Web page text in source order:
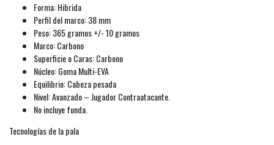
Forma: Hibrida
Perfil del marco: 38 mm
Peso: 365 gramos +/- 10 gramos
Marco: Carbono
Superficie o Caras: Carbono
Núcleo: Goma Multi-EVA
Equilibrio: Cabeza pesada
Nivel: Avanzado – Jugador Contraatacante.
No incluye funda.
Tecnologías de la pala